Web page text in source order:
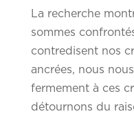
La recherche
sommes
contredisent nos
ancrées, nous
fermement à ces
détournons du